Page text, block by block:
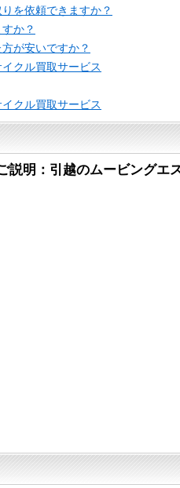
を依頼できますか？
か？
が安いですか？
クル買取サービス
クル買取サービス
説明：引越のムービングエ